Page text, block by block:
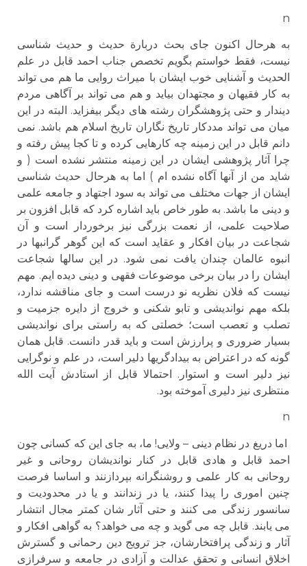
n
به هرحال اکنون جای بحث دربارة حدیث و حدیث شناسی
نیست، فقط خواستم بگویم تخصص جناب احمد قابل در علم
الحدیث و آشنایی خوب ایشان با میراث روایی ما هم می تواند
به کار فقیهان و مجتهدان بیاید و هم می تواند بر آگاهی مردم
دیندار و حتی پژوهشگران رشته های دیگر بیفزاید. البته در این
میان می تواند مددکار تاریخ نگاران تاریخ اسلام هم باشد. نمی
دانم قابل در این زمینه چه کارهایی کرده و تا کجا پیش رفته و
چرا آثار پژوهشی ایشان در این زمینه منتشر نشده است ( و
شاید من از آنها آگاه نشده ام ) اما به هرحال حدیث شناسی
ایشان از جهات مختلف می تواند به سود اجتهاد و جامعه علمی
و دینی ما باشد. به طور خاص باید اشاره کرد که قابل افزون بر
صلاحیت علمی، از نعمت بزرگی نیز برخوردار است و آن
شجاعت در بیان افکار و عقاید است که این گوهر گرانبها در
انبوه عالمان چندان یافت نمی شود. در این سالها شجاعت
ایشان را در بیان برخی موضوعات فقهی و دینی دیده ایم. مهم
نیست که فلان نظریه نو درست است و جای مناقشه ندارد،
بلکه مهم نواندیشی و تابو شکنی و خروج از دایره جزمیت و
تصلب و تعصب است؛ خصلتی که به راستی برای نواندیشی
بسیار ضروری و پرارزش است و باید قدر دانست. قابل همان
گونه که در اعتراض به بیدادگریها دلیر است، در علم و نوگرایی
نیز دلیر است و استوار. احتمالا قابل از استادش آیت الله
منتظری نیز دلیری آموخته بود.
n
اما دریغ در نظام دینی – ولایی! ما، به جای این که کسانی چون
احمد قابل و هادی قابل در کنار نواندیشان روحانی و غیر
روحانی به کار علمی و روشنگرانه بپردازنند و اساسا فرصت
چنین اموری را پیدا کنند، یا در زندانند و یا در محدودیت و
سانسور زندگی می کنند و حتی آثار شان کمتر مجال انتشار
می یابند. قابل چه می گوید و چه می خواهد؟ به گواهی افکار و
آثار و زندگی پرافتخارشان، جز ترویج دین رحمانی و گسترش
اخلاق انسانی و تحقق عدالت و آزادی در جامعه و سرفرازی